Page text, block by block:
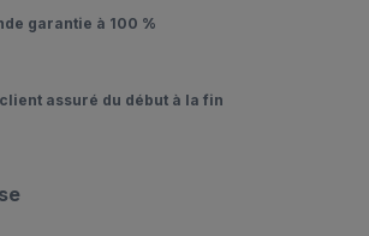
garantie à 100 %
assuré du début à la fin